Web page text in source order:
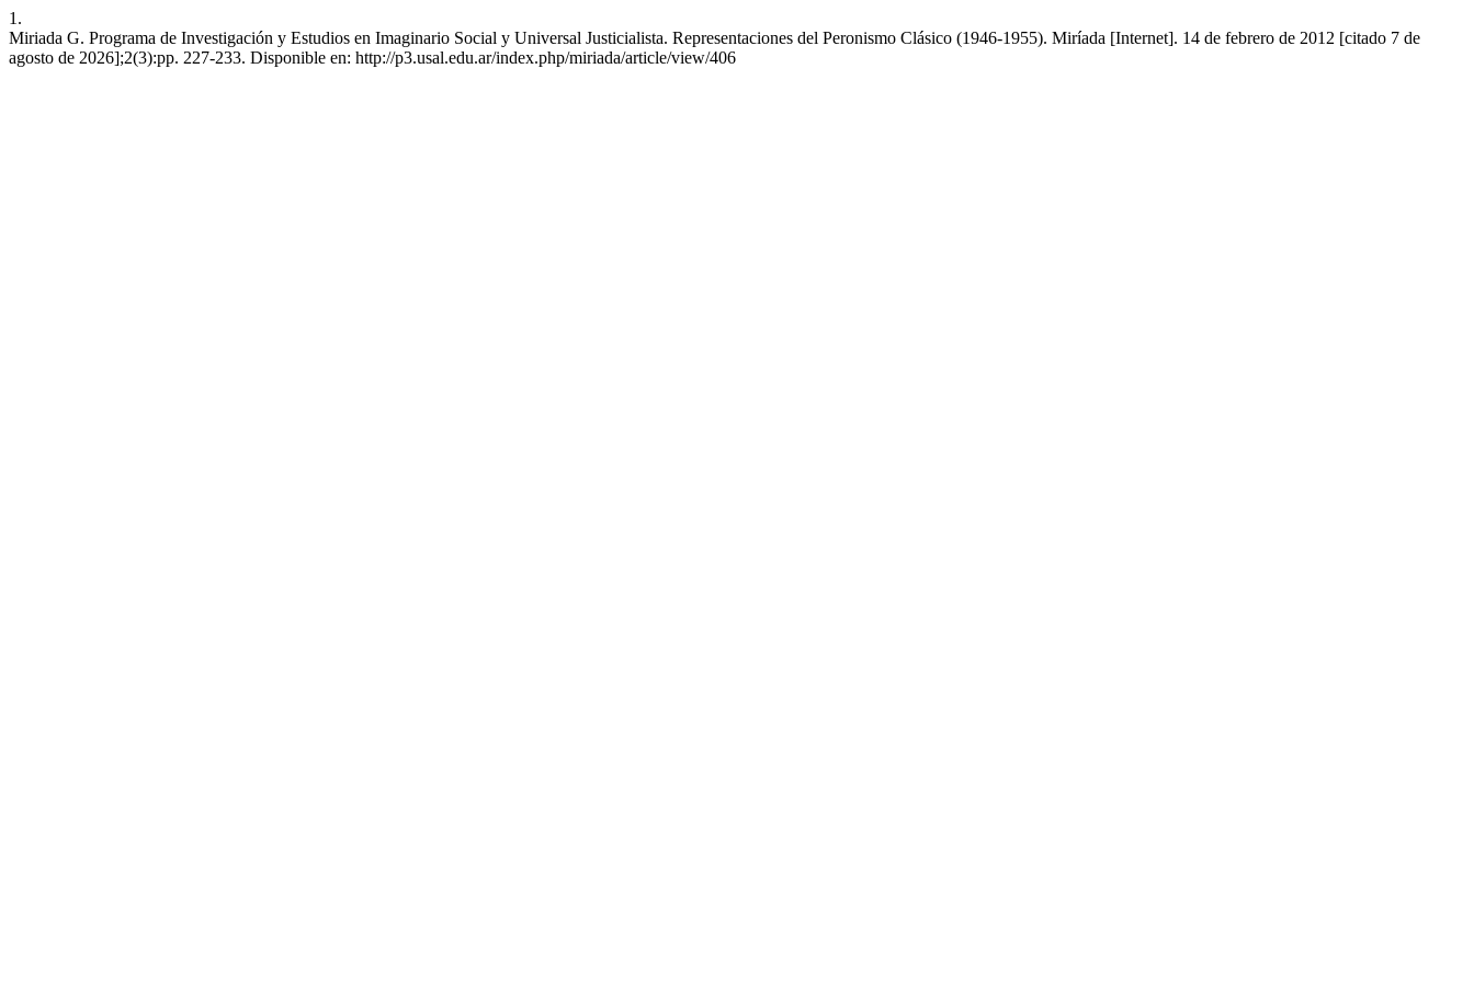
1.
Miriada G. Programa de Investigación y Estudios en Imaginario Social y Universal Justicialista. Representaciones del Peronismo Clásico (1946-1955). Miríada [Internet]. 14 de febrero de 2012 [citado 7 de
agosto de 2026];2(3):pp. 227-233. Disponible en: http://p3.usal.edu.ar/index.php/miriada/article/view/406